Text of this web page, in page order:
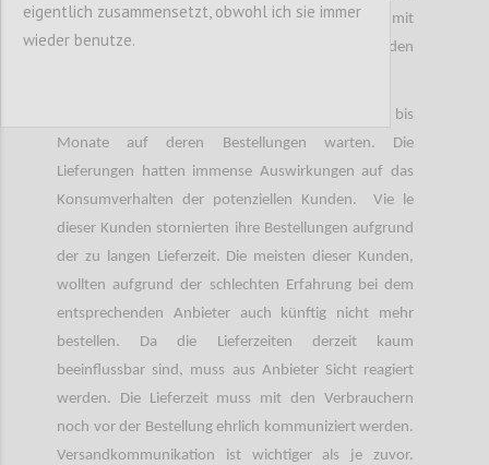
dieser Lieferverzögerungen der Zulieferer mit
Preisanpassungen reagiert. Die Preise wurden
Kunden mussten mitunter mehrere Wochen bis
Monate auf deren Bestellungen warten. Die
Lieferungen hatten immense Auswirkungen auf das
Konsumverhalten der potenziellen Kunden. Vie le
dieser Kunden stornierten ihre Bestellungen aufgrund
der zu langen Lieferzeit. Die meisten dieser Kunden,
wollten aufgrund der schlechten Erfahrung bei dem
entsprechenden Anbieter auch künftig nicht mehr
bestellen. Da die Lieferzeiten derzeit kaum
beeinflussbar sind, muss aus Anbieter Sicht reagiert
werden. Die Lieferzeit muss mit den Verbrauchern
noch vor der Bestellung ehrlich kommuniziert werden.
Versandkommunikation ist wichtiger als je zuvor.
eigentlich zusammensetzt, obwohl ich sie immer
wieder benutze.